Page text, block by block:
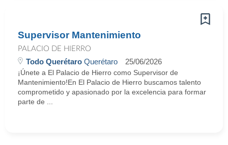
Supervisor Mantenimiento
PALACIO DE HIERRO
Todo Querétaro Querétaro 25/06/2026
¡Únete a El Palacio de Hierro como Supervisor de
Mantenimiento!En El Palacio de Hierro buscamos talento
comprometido y apasionado por la excelencia para formar
parte de ...